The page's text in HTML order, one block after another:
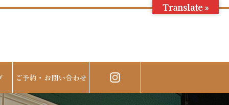
ご予約・お問い合わせ
Translate »